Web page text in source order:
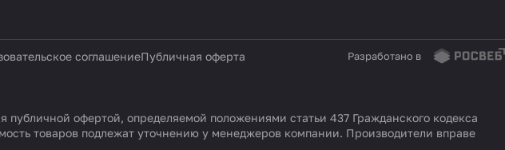
соглашениеПубличная оферта Разработано в
офертой, определяемой положениями статьи 437 Гражданского кодекса
товаров подлежат уточнению у менеджеров компании. Производители вправе